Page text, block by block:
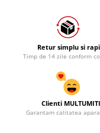
Retur simplu si
Timp de 14 zile conform
Clienti MULTUMITI
Garantam calitatea